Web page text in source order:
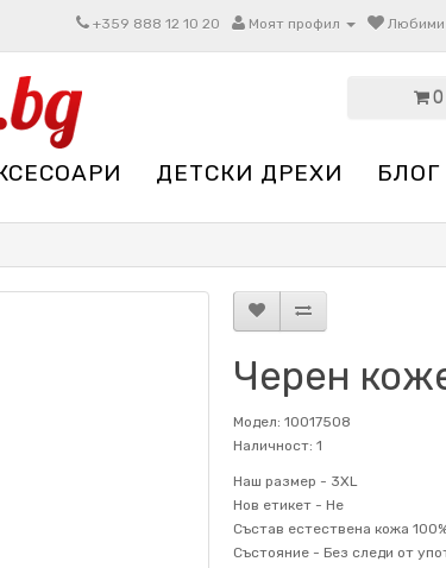
+359 888 12 10 20 Моят профил Любими
ДЕТСКИ ДРЕХИ БЛОГ
Черен
Модел: 10017508
Наличност: 1
Наш размер - 3XL
Нов етикет - Не
Състав естествена кожа
Състояние - Без следи от